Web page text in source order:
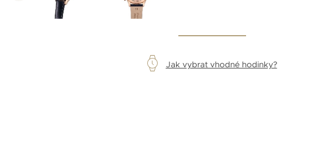
Jak vybrat vhodné hodinky?